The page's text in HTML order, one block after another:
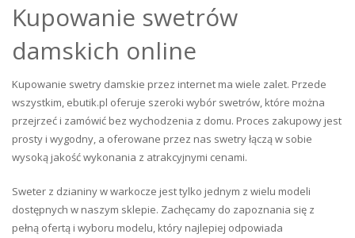
Kupowanie swetrów
damskich online
Kupowanie swetry damskie przez internet ma wiele zalet. Przede
wszystkim, ebutik.pl oferuje szeroki wybór swetrów, które można
przejrzeć i zamówić bez wychodzenia z domu. Proces zakupowy jest
prosty i wygodny, a oferowane przez nas swetry łączą w sobie
wysoką jakość wykonania z atrakcyjnymi cenami.
Sweter z dzianiny w warkocze jest tylko jednym z wielu modeli
dostępnych w naszym sklepie. Zachęcamy do zapoznania się z
pełną ofertą i wyboru modelu, który najlepiej odpowiada